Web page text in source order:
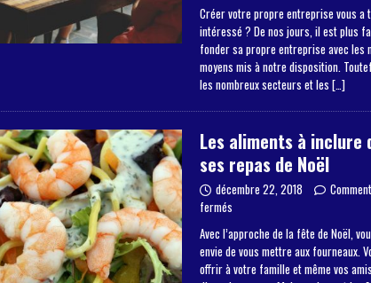
Créer votre propre entreprise vous a
intéressé ? De nos jours, il est plus
fonder sa propre entreprise avec les
moyens mis à notre disposition.
les nombreux secteurs et les […]
Les aliments à inclure
ses repas de Noël
décembre 22, 2018
fermés
Avec l’approche de la fête de Noël,
envie de vous mettre aux fourneaux.
offrir à votre famille et même vos